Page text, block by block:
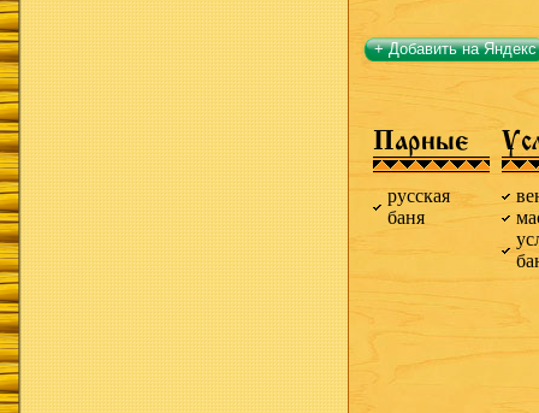
+ Добавить на Яндекс
Парные
русская
баня